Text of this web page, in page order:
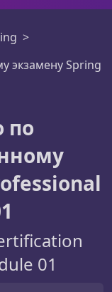
экзамену Spring
по
01